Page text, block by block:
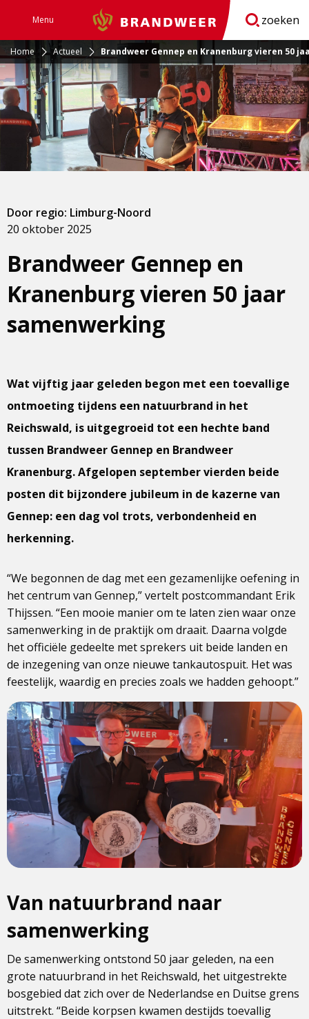
Menu Brandweer zoeken
Home Actueel Brandweer Gennep en Kranenburg vieren 50
Brandweer Gennep en
Kranenburg vieren 50 jaar
samenwerking
20 oktober 2025
Door regio: Limburg-Noord
Wat vijftig jaar geleden begon met een toevallige
ontmoeting tijdens een natuurbrand in het
Reichswald, is uitgegroeid tot een hechte band
tussen Brandweer Gennep en Brandweer
Kranenburg. Afgelopen september vierden beide
posten dit bijzondere jubileum in de kazerne van
Gennep: een dag vol trots, verbondenheid en
herkenning.
“We begonnen de dag met een gezamenlijke oefening in
het centrum van Gennep,” vertelt postcommandant Erik
Thijssen. “Een mooie manier om te laten zien waar onze
samenwerking in de praktijk om draait. Daarna volgde
het officiële gedeelte met sprekers uit beide landen en
de inzegening van onze nieuwe tankautospuit. Het was
feestelijk, waardig en precies zoals we hadden gehoopt.”
Van natuurbrand naar
samenwerking
De samenwerking ontstond 50 jaar geleden, na een
grote natuurbrand in het Reichswald, het uitgestrekte
bosgebied dat zich over de Nederlandse en Duitse grens
uitstrekt. “Beide korpsen kwamen destijds toevallig